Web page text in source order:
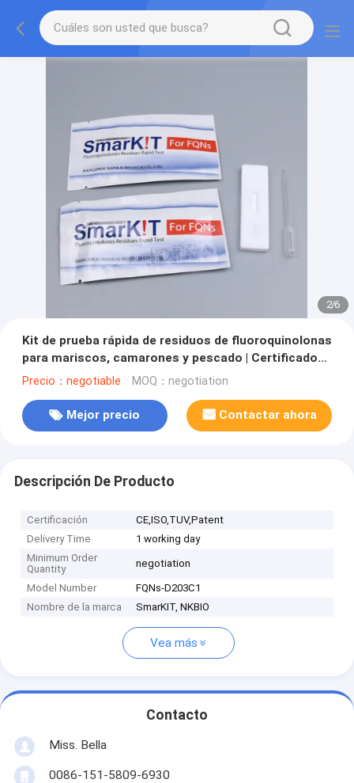
2/6
Kit de prueba rápida de residuos de fluoroquinolonas
para mariscos, camarones y pescado | Certificado
CE e ISO
Precio：negotiable MOQ：negotiation
Mejor precio Contactar ahora
Descripción De Producto
Certificación
CE,ISO,TUV,Patent
Delivery Time
1 working day
Minimum Order
Quantity
negotiation
Model Number
FQNs-D203C1
Nombre de la marca
SmarKIT, NKBIO
Vea más
Contacto
Miss. Bella
0086-151-5809-6930